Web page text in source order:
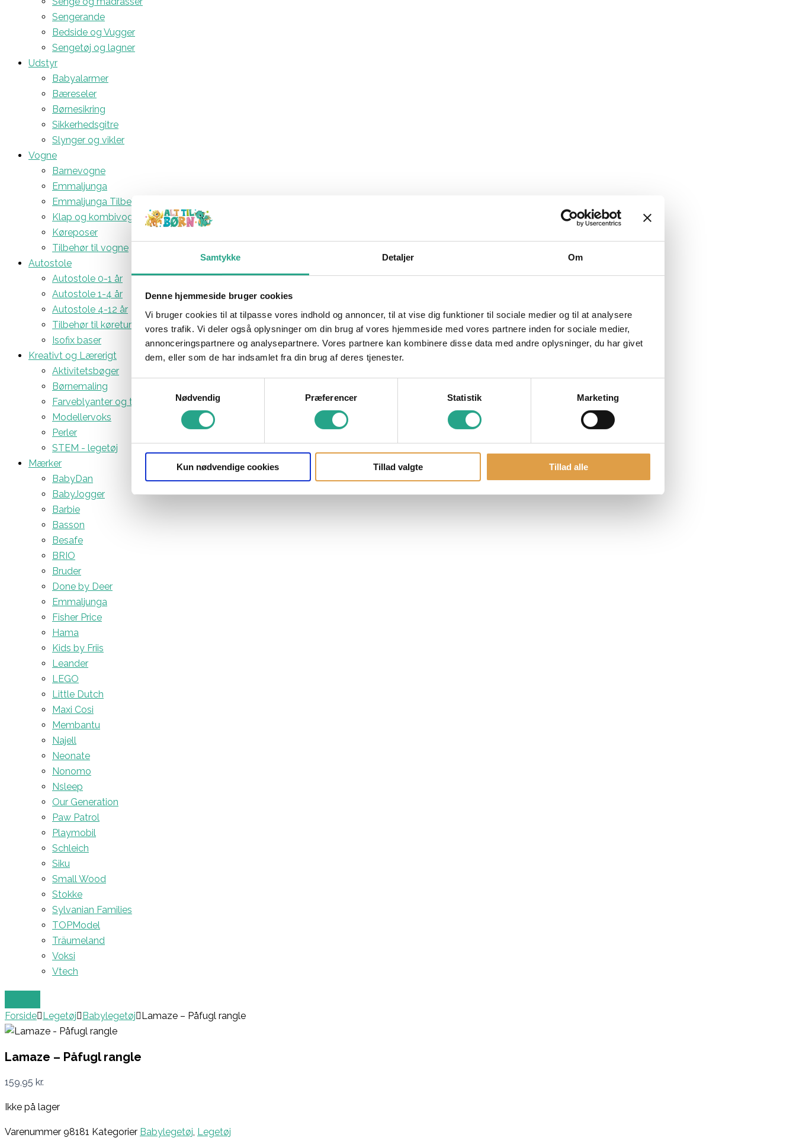
Samtykke Detaljer Om
Denne hjemmeside bruger cookies
Vi bruger cookies til at tilpasse vores indhold og annoncer, til at vise dig funktioner til sociale medier og til at analysere
vores trafik. Vi deler også oplysninger om din brug af vores hjemmeside med vores partnere inden for sociale medier,
annonceringspartnere og analysepartnere. Vores partnere kan kombinere disse data med andre oplysninger, du har givet
dem, eller som de har indsamlet fra din brug af deres tjenester.
Nødvendig
Præferencer Statistik Marketing
Kun nødvendige cookies Tillad valgte Tillad alle
Sengerande
Bedside og Vugger
Sengetøj og lagner
Udstyr
Babyalarmer
Bæreseler
Børnesikring
Sikkerhedsgitre
Slynger og vikler
Vogne
Barnevogne
Emmaljunga
Emmaljunga Tilbehør
Klap og kombivogne
Køreposer
Tilbehør til vogne
Autostole
Autostole 0-1 år
Autostole 1-4 år
Autostole 4-12 år
Tilbehør til køreturen
Isofix baser
Kreativt og Lærerigt
Aktivitetsbøger
Børnemaling
Farveblyanter og tuscher
Modellervoks
Perler
STEM - legetøj
Mærker
BabyDan
BabyJogger
Barbie
Basson
Besafe
BRIO
Bruder
Done by Deer
Emmaljunga
Fisher Price
Hama
Kids by Friis
Leander
LEGO
Little Dutch
Maxi Cosi
Membantu
Najell
Neonate
Nonomo
Nsleep
Our Generation
Paw Patrol
Playmobil
Schleich
Siku
Small Wood
Stokke
Sylvanian Families
TOPModel
Träumeland
Voksi
Vtech
Forside Legetøj Babylegetøj Lamaze – Påfugl rangle
Lamaze – Påfugl rangle
159,95 kr.
Ikke på lager
Varenummer 98181 Kategorier Babylegetøj, Legetøj